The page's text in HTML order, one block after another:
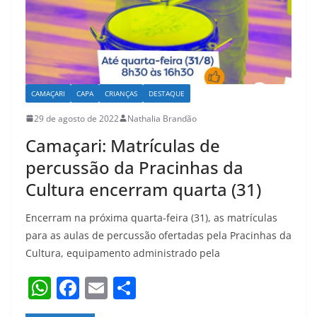
CAMAÇARI CAPA CRIANÇAS DESTAQUE
29 de agosto de 2022 Nathalia Brandão
Camaçari: Matrículas de
percussão da Pracinhas da
Cultura encerram quarta (31)
Encerram na próxima quarta-feira (31), as matrículas
para as aulas de percussão ofertadas pela Pracinhas da
Cultura, equipamento administrado pela
W
h
F
a
E
m